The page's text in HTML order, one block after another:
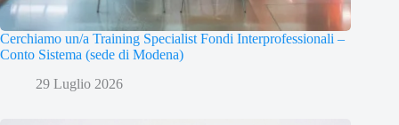
Cerchiamo un/a Training Specialist Fondi Interprofessionali –
Conto Sistema (sede di Modena)
29 Luglio 2026